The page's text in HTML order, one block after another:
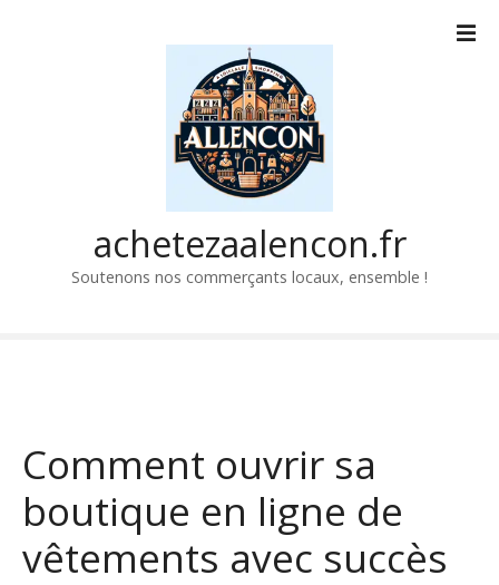
achetezaalencon.fr
Soutenons nos commerçants locaux, ensemble !
Comment ouvrir sa
boutique en ligne de
vêtements avec succès